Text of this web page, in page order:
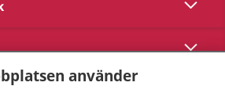
Visa
använder